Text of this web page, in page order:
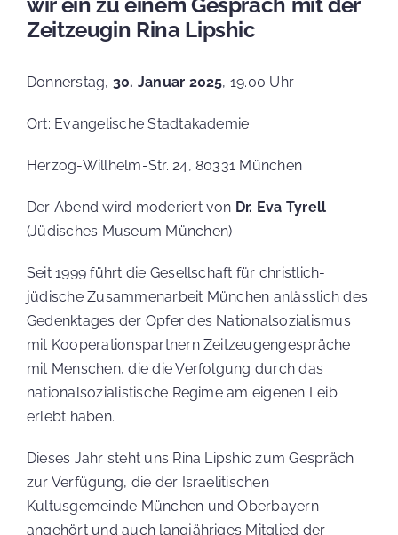
SPENDE
Suche
nach:
WARENKORB
KASSE
Zeitzeugin Rina Lipshic
Donnerstag, 30. Januar 2025, 19.00 Uhr
Ort: Evangelische Stadtakademie
Herzog-Willhelm-Str. 24, 80331 München
Der Abend wird moderiert von Dr. Eva Tyrell
(Jüdisches Museum München)
Seit 1999 führt die Gesellschaft für christlich-
jüdische Zusammenarbeit München anlässlich des
Gedenktages der Opfer des Nationalsozialismus
mit Kooperationspartnern Zeitzeugengespräche
mit Menschen, die die Verfolgung durch das
nationalsozialistische Regime am eigenen Leib
erlebt haben.
Dieses Jahr steht uns Rina Lipshic zum Gespräch
zur Verfügung, die der Israelitischen
Kultusgemeinde München und Oberbayern
angehört und auch langjähriges Mitglied der